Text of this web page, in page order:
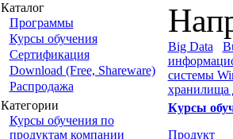
Каталог
Программы
Курсы обучения
Сертификация
Download (Free, Shareware)
Распродажа
Категории
Курсы обучения по
продуктам компании
Big Data
системы
хранилища
Курсы
Продукт